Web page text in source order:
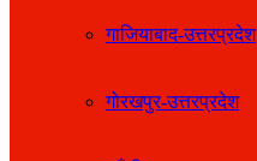
गाजियाबाद-उत्तरप्रदेश
गोरखपुर-उत्तरप्रदेश